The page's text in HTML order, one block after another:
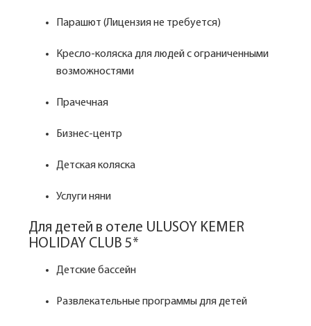
Парашют (Лицензия не требуется)
Кресло-коляска для людей с ограниченными
возможностями
Прачечная
Бизнес-центр
Детская коляска
Услуги няни
Для детей в отеле ULUSOY KEMER
HOLIDAY CLUB 5*
Детские бассейн
Развлекательные программы для детей